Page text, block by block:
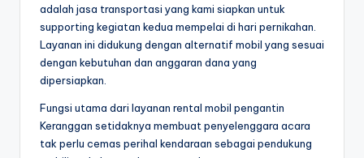
adalah jasa transportasi yang kami siapkan untuk
supporting kegiatan kedua mempelai di hari pernikahan.
Layanan ini didukung dengan alternatif mobil yang sesuai
dengan kebutuhan dan anggaran dana yang
dipersiapkan.
Fungsi utama dari layanan rental mobil pengantin
Keranggan setidaknya membuat penyelenggara acara
tak perlu cemas perihal kendaraan sebagai pendukung